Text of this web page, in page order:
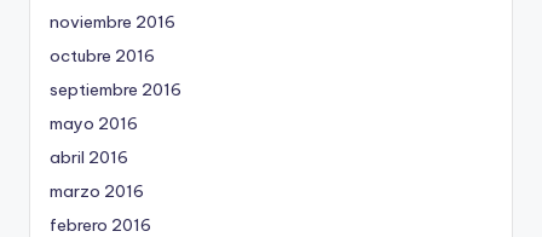
noviembre 2016
octubre 2016
septiembre 2016
mayo 2016
abril 2016
marzo 2016
febrero 2016